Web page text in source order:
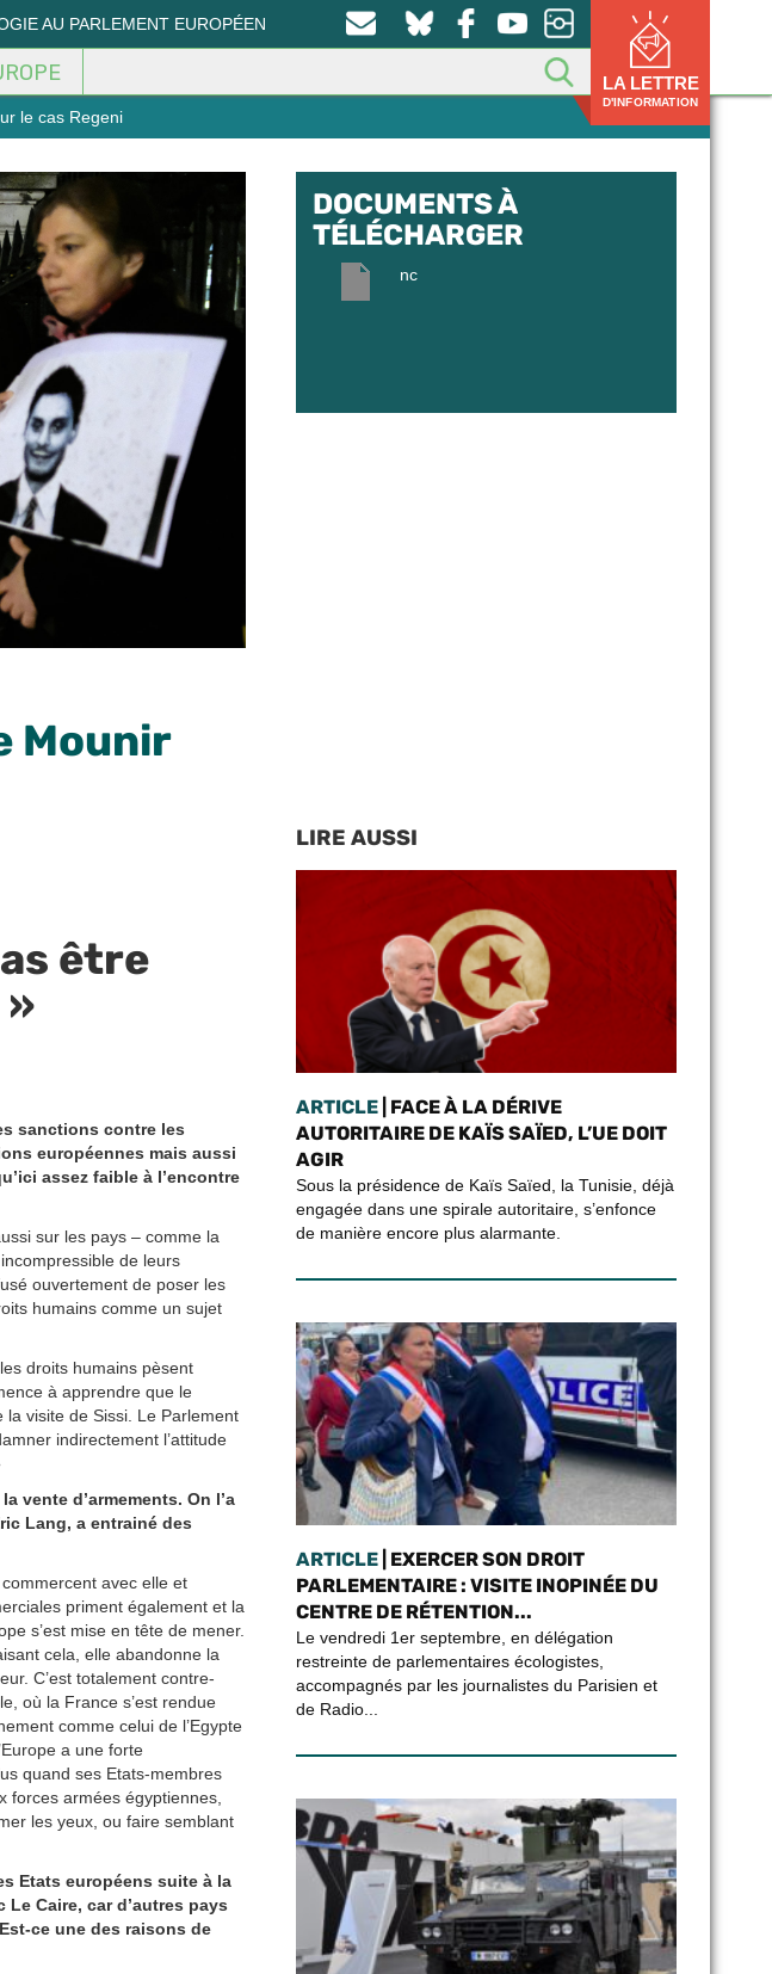
AU PARLEMENT EUROPÉEN
LA LETTRE
D'INFORMATION
le cas Regeni
Mounir
être
sanctions contre les
européennes mais aussi
assez faible à l’encontre
sur les pays – comme la
de leurs
ouvertement de poser les
humains comme un sujet
droits humains pèsent
à apprendre que le
la visite de Sissi. Le Parlement
indirectement l’attitude
vente d’armements. On l’a
Lang, a entrainé des
avec elle et
priment également et la
s’est mise en tête de mener.
cela, elle abandonne la
C’est totalement contre-
où la France s’est rendue
comme celui de l’Egypte
a une forte
quand ses Etats-membres
forces armées égyptiennes,
les yeux, ou faire semblant
Etats européens suite à la
Caire, car d’autres pays
ce une des raisons de
DOCUMENTS À
TÉLÉCHARGER
nc
LIRE AUSSI
ARTICLE| FACE À LA DÉRIVE
AUTORITAIRE DE KAÏS SAÏED, L’UE DOIT
AGIR
Sous la présidence de Kaïs Saïed, la Tunisie, déjà
engagée dans une spirale autoritaire, s’enfonce
de manière encore plus alarmante.
ARTICLE| EXERCER SON DROIT
PARLEMENTAIRE : VISITE INOPINÉE DU
CENTRE DE RÉTENTION...
Le vendredi 1er septembre, en délégation
restreinte de parlementaires écologistes,
accompagnés par les journalistes du Parisien et
de Radio...